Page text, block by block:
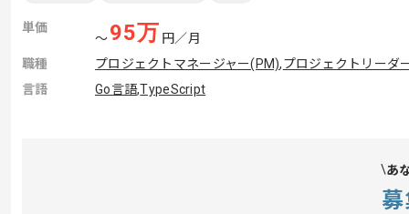
単価
〜95万 円／月
職種
プロジェクトマネージャー(PM),プロジェクトリーダ
言語
Go言語,TypeScript
あ